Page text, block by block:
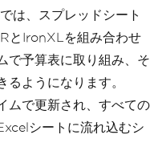
は、スプレッドシート
とIronXLを組み合わせ
で予算表に取り組み、そ
ようになります。
ムで更新され、すべての
シートに流れ込むシ